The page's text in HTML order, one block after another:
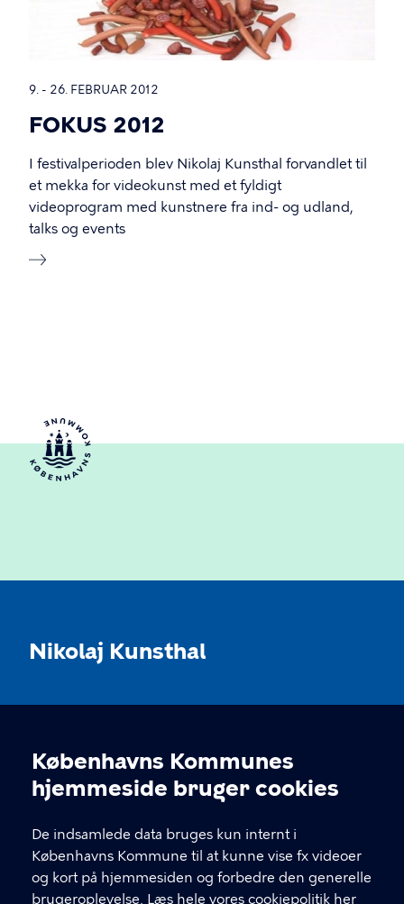
Cookieindstillinger
Københavns Kommunes
hjemmeside bruger cookies
De indsamlede data bruges kun internt i
Københavns Kommune til at kunne vise fx videoer
og kort på hjemmesiden og forbedre den generelle
brugeroplevelse. Læs hele vores cookiepolitik her
9. - 26. FEBRUAR 2012
FOKUS 2012
I festivalperioden blev Nikolaj Kunsthal forvandlet til
et mekka for videokunst med et fyldigt
videoprogram med kunstnere fra ind- og udland,
talks og events
Nikolaj Kunsthal
Nikolaj Plads 10, 1067 København
nikolajkunsthal@kff.kk.dk
EAN: 5798009780331